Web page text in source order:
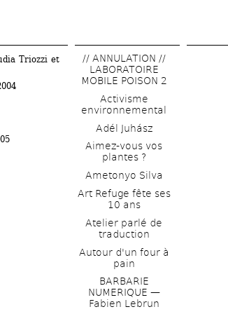
contenu
principal
Triozzi et
// ANNULATION //
LABORATOIRE
MOBILE POISON 2
Activisme
environnemental
Adél Juhász
Aimez-vous vos
plantes ?
Ametonyo Silva
Art Refuge fête ses
10 ans
Atelier parlé de
traduction
Autour d'un four à
pain
BARBARIE
NUMERIQUE —
Fabien Lebrun